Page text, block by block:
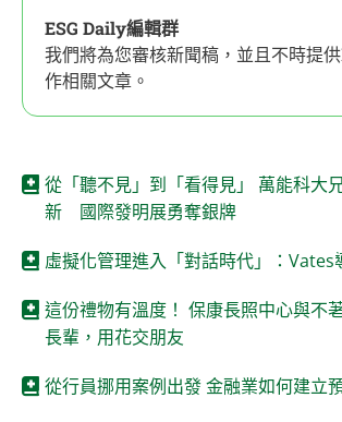
ESG Daily編輯群
我們將為您審核新聞稿，並且不時提
作相關文章。
從「聽不見」到「看得見」 萬能科大
新 國際發明展勇奪銀牌
虛擬化管理進入「對話時代」：Vates
這份禮物有溫度！ 保康長照中心與不
長輩，用花交朋友
從行員挪用案例出發 金融業如何建立